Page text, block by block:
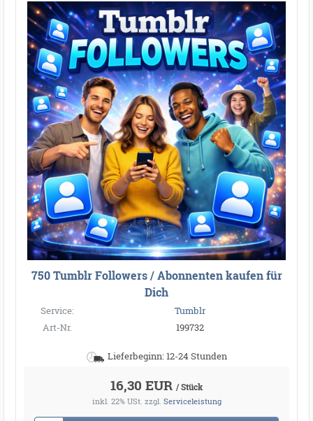
750 Tumblr Followers / Abonnenten kaufen für
Dich
Service:
Tumblr
Art-Nr.
199732
Lieferbeginn: 12-24 Stunden
16,30 EUR / Stück
inkl. 22% USt. zzgl. Serviceleistung